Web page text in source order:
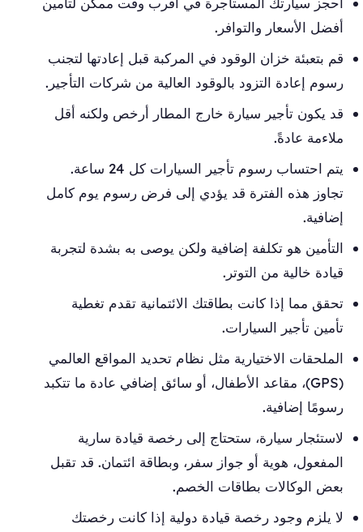
أفضل الأسعار والتوافر.
قم بتعبئة خزان الوقود في المركبة قبل إعادتها لتجنب
رسوم إعادة التزود بالوقود العالية من شركات التأجير.
قد يكون تأجير سيارة خارج المطار أرخص ولكنه أقل
ملاءمة عادةً.
يتم احتساب رسوم تأجير السيارات كل 24 ساعة.
تجاوز هذه الفترة قد يؤدي إلى فرض رسوم يوم كامل
إضافية.
التأمين هو تكلفة إضافية ولكن يوصى به بشدة لتجربة
قيادة خالية من التوتر.
تحقق مما إذا كانت بطاقتك الائتمانية تقدم تغطية
تأمين تأجير السيارات.
الملحقات الاختيارية مثل نظام تحديد المواقع العالمي
(GPS)، مقاعد الأطفال، أو سائق إضافي عادة ما تتكبد
رسومًا إضافية.
لاستئجار سيارة، ستحتاج إلى رخصة قيادة سارية
المفعول، هوية أو جواز سفر، وبطاقة ائتمان. قد تقبل
بعض الوكالات بطاقات الخصم.
لا يلزم وجود رخصة قيادة دولية إذا كانت رخصتك